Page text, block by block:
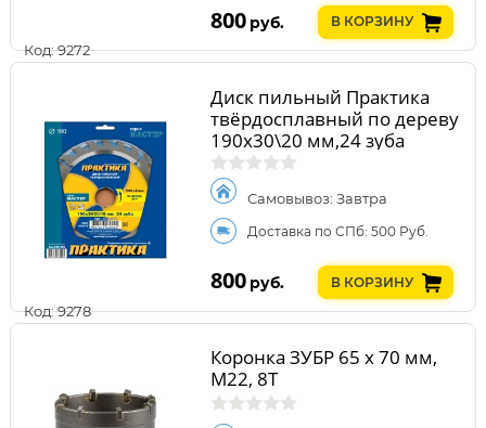
Код: 9272
800 руб. В КОРЗИНУ
Код: 9278
Диск пильный Практика
твёрдосплавный по дереву
190х30\20 мм,24 зуба
Самовывоз: Завтра
Доставка по СПб: 500 Руб.
800 руб. В КОРЗИНУ
Коронка ЗУБР 65 x 70 мм,
М22, 8Т